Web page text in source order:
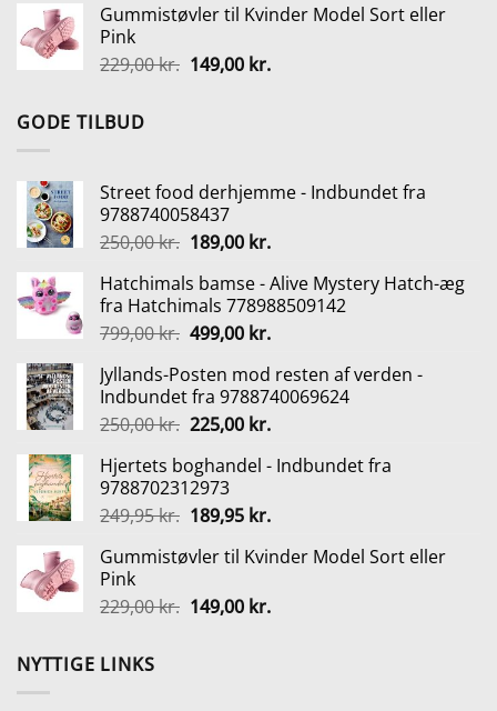
pris
249,95 kr..
pris
189,95 kr..
Gummistøvler til Kvinder Model Sort eller
Pink
229,00kr. Den
149,00 kr.Den
GODE TILBUD
Street food derhjemme - Indbundet fra
9788740058437
250,00kr. Den
pris
var:
250,00 kr..
189,00 kr.Den
pris
er:
189,00 kr..
Hatchimals bamse - Alive Mystery Hatch-æg
fra Hatchimals 778988509142
799,00kr. Den
pris
var:
799,00 kr..
499,00 kr.Den
pris
er:
499,00 kr..
Jyllands-Posten mod resten af verden -
Indbundet fra 9788740069624
250,00kr. Den
pris
var:
250,00 kr..
225,00 kr.Den
pris
225,00 kr..
Hjertets boghandel - Indbundet fra
9788702312973
249,95kr. Den
pris
249,95 kr..
189,95 kr.Den
pris
189,95 kr..
Gummistøvler til Kvinder Model Sort eller
Pink
229,00kr. Den
149,00 kr.Den
NYTTIGE LINKS